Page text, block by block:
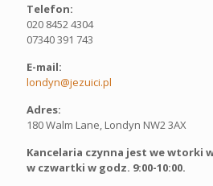
Telefon:
020 8452 4304
07340 391 743
E-mail:
londyn@jezuici.pl
Adres:
180 Walm Lane, Londyn NW2 3AX
Kancelaria czynna jest we wtorki
w czwartki w godz. 9:00-10:00.